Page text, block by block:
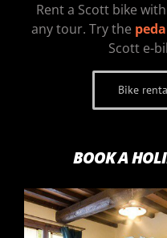
Rent a Scott bike with
any tour. Try the
Scott e-
Bike
BOOK A